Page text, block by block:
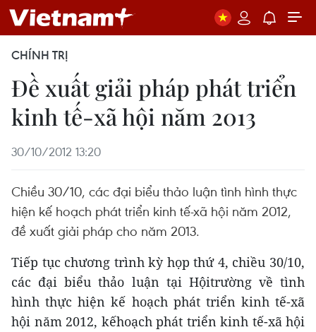
CHÍNH TRỊ
Đề xuất giải pháp phát triển
kinh tế-xã hội năm 2013
30/10/2012 13:20
Chiều 30/10, các đại biểu thảo luận tình hình thực
hiện kế hoạch phát triển kinh tế-xã hội năm 2012,
đề xuất giải pháp cho năm 2013.
Tiếp tục chương trình kỳ họp thứ 4, chiều 30/10,
các đại biểu thảo luận tại Hộitrường về tình
hình thực hiện kế hoạch phát triển kinh tế-xã
hội năm 2012, kếhoạch phát triển kinh tế-xã hội